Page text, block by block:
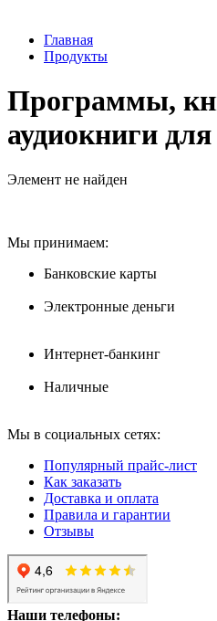
Главная
Продукты
Программы,
аудиокниги
Элемент не найден
Мы принимаем:
Банковские карты
Электронные деньги
Интернет-банкинг
Наличные
Мы в социальных сетях:
Популярный прайс-лист
Как заказать
Доставка и оплата
Правила и гарантии
Отзывы
Наши телефоны: